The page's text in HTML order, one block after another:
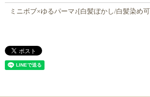
ミニボブ×ゆるパーマ♪[白髪ぼかし/白髪染め